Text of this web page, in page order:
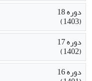
دوره 18
(1403)
دوره 17
(1402)
دوره 16